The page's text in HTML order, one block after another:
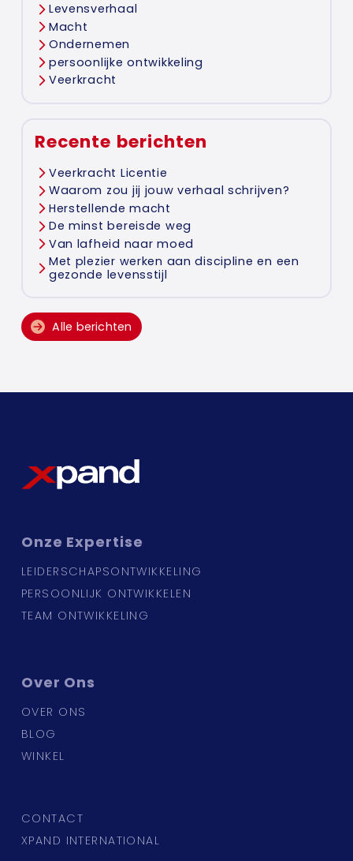
Levensverhaal
Macht
Ondernemen
persoonlijke ontwikkeling
Veerkracht
Recente berichten
Veerkracht Licentie
Waarom zou jij jouw verhaal schrijven?
Herstellende macht
De minst bereisde weg
Van lafheid naar moed
Met plezier werken aan discipline en een
gezonde levensstijl
Alle berichten
Onze Expertise
LEIDERSCHAPSONTWIKKELING
PERSOONLIJK ONTWIKKELEN
TEAM ONTWIKKELING
Over Ons
OVER ONS
BLOG
WINKEL
CONTACT
XPAND INTERNATIONAL